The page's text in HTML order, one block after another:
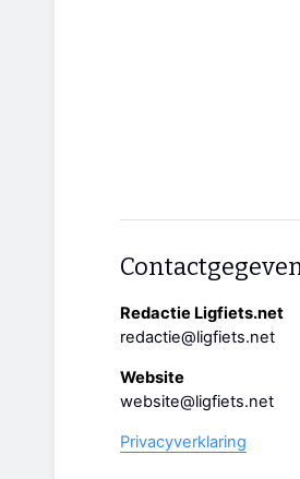
Redactie Ligfiets.net
redactie@ligfiets.net
Website
website@ligfiets.net
Privacyverklaring